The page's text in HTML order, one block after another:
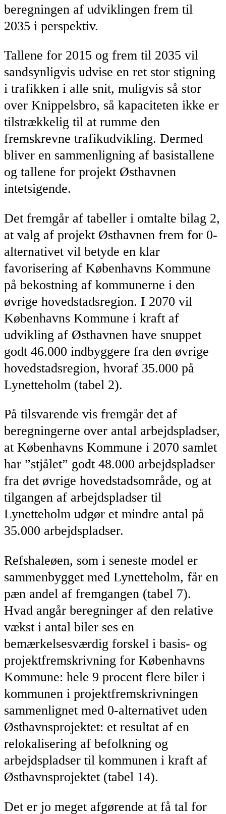
beregningen af udviklingen frem til
2035 i perspektiv.
Tallene for 2015 og frem til 2035 vil
sandsynligvis udvise en ret stor stigning
i trafikken i alle snit, muligvis så stor
over Knippelsbro, så kapaciteten ikke er
tilstrækkelig til at rumme den
fremskrevne trafikudvikling. Dermed
bliver en sammenligning af basistallene
og tallene for projekt Østhavnen
intetsigende.
Det fremgår af tabeller i omtalte bilag 2,
at valg af projekt Østhavnen frem for 0-
alternativet vil betyde en klar
favorisering af Københavns Kommune
på bekostning af kommunerne i den
øvrige hovedstadsregion. I 2070 vil
Københavns Kommune i kraft af
udvikling af Østhavnen have snuppet
godt 46.000 indbyggere fra den øvrige
hovedstadsregion, hvoraf 35.000 på
Lynetteholm (tabel 2).
På tilsvarende vis fremgår det af
beregningerne over antal arbejdspladser,
at Københavns Kommune i 2070 samlet
har ”stjålet” godt 48.000 arbejdspladser
fra det øvrige hovedstadsområde, og at
tilgangen af arbejdspladser til
Lynetteholm udgør et mindre antal på
35.000 arbejdspladser.
Refshaleøen, som i seneste model er
sammenbygget med Lynetteholm, får en
pæn andel af fremgangen (tabel 7).
Hvad angår beregninger af den relative
vækst i antal biler ses en
bemærkelsesværdig forskel i basis- og
projektfremskrivning for Københavns
Kommune: hele 9 procent flere biler i
kommunen i projektfremskrivningen
sammenlignet med 0-alternativet uden
Østhavnsprojektet: et resultat af en
relokalisering af befolkning og
arbejdspladser til kommunen i kraft af
Østhavnsprojektet (tabel 14).
Det er jo meget afgørende at få tal for